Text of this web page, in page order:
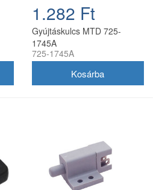
1.282 Ft
Gyújtáskulcs MTD 725-
1745A
725-1745A